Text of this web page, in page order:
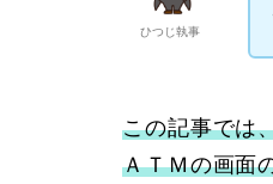
ひつじ執事
この記事では
ＡＴＭの画面